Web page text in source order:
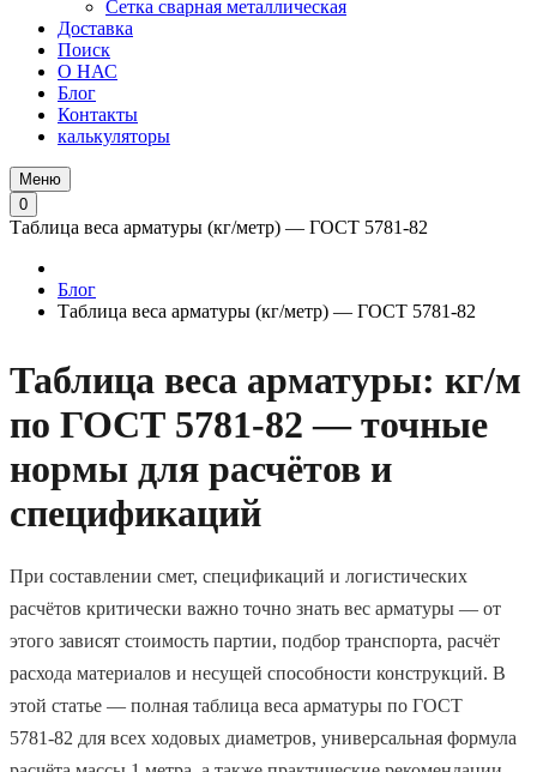
Сетка сварная металлическая
Доставка
Поиск
О НАС
Блог
Контакты
калькуляторы
Меню
0
Таблица веса арматуры (кг/метр) — ГОСТ 5781‑82
Блог
Таблица веса арматуры (кг/метр) — ГОСТ 5781‑82
Таблица веса арматуры: кг/м
по ГОСТ 5781‑82 — точные
нормы для расчётов и
спецификаций
При составлении смет, спецификаций и логистических
расчётов критически важно точно знать вес арматуры — от
этого зависят стоимость партии, подбор транспорта, расчёт
расхода материалов и несущей способности конструкций. В
этой статье — полная таблица веса арматуры по ГОСТ
5781‑82 для всех ходовых диаметров, универсальная формула